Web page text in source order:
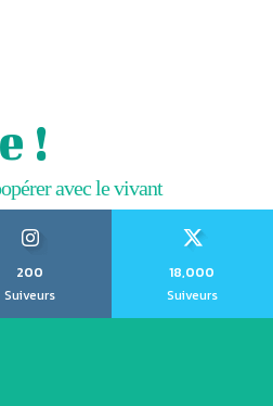
!
avec le vivant
200
Suiveurs
18,000
Suiveurs